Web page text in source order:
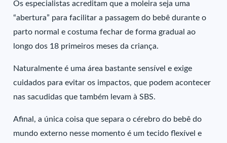
Os especialistas acreditam que a moleira seja uma
“abertura” para facilitar a passagem do bebê durante o
parto normal e costuma fechar de forma gradual ao
longo dos 18 primeiros meses da criança.
Naturalmente é uma área bastante sensível e exige
cuidados para evitar os impactos, que podem acontecer
nas sacudidas que também levam à SBS.
Afinal, a única coisa que separa o cérebro do bebê do
mundo externo nesse momento é um tecido flexível e